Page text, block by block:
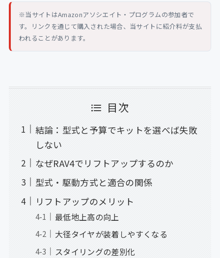
※当サイトはAmazonアソシエイト・プログラムの参加者で
す。リンクを通じて購入された場合、当サイトに紹介料が支払
われることがあります。
目次
結論：型式と予算でキットを選べば失敗
しない
なぜRAV4でリフトアップするのか
型式・駆動方式と適合の関係
リフトアップのメリット
最低地上高の向上
大径タイヤが装着しやすくなる
スタイリングの差別化